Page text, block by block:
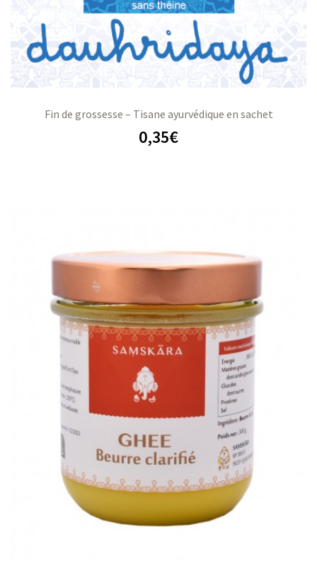
Fin de grossesse – Tisane ayurvédique en sachet
0,35€